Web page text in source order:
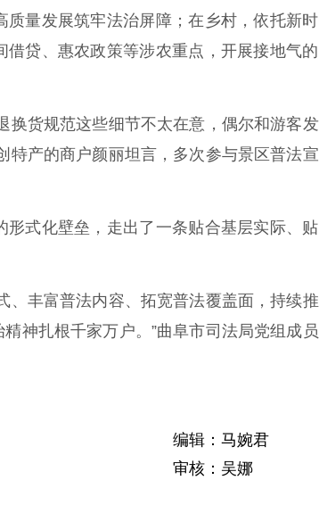
量发展筑牢法治屏障；在乡村，依托新
贷、惠农政策等涉农重点，开展接地气
货规范这些细节不太在意，偶尔和游客
特产的商户颜丽坦言，多次参与景区普法
式化壁垒，走出了一条贴合基层实际、
丰富普法内容、拓宽普法覆盖面，持续
神扎根千家万户。”曲阜市司法局党组成
编辑：马婉君
审核：吴娜